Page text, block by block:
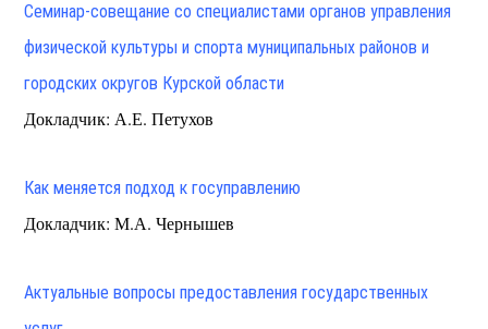
Семинар-совещание со специалистами органов управления
физической культуры и спорта муниципальных районов и
городских округов Курской области
Докладчик: А.Е. Петухов
Как меняется подход к госуправлению
Докладчик: М.А. Чернышев
Актуальные вопросы предоставления государственных